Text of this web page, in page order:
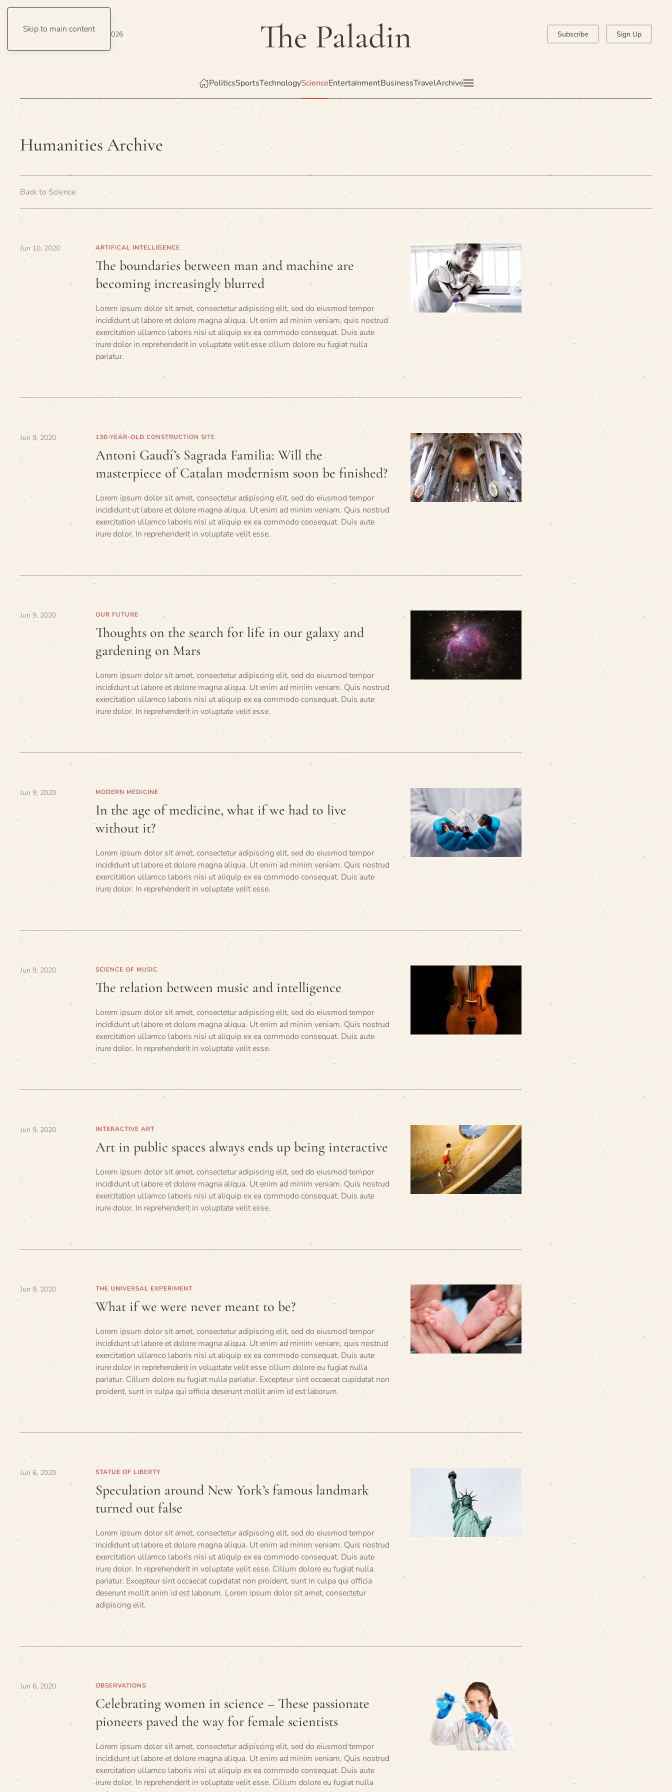
Skip to main content
Saturday, 8 August 2026 Subscribe Sign Up
PoliticsSportsTechnologyScienceEntertainmentBusinessTravelArchive
Humanities Archive
Back to Science
Jun 10, 2020 ARTIFICAL INTELLIGENCE
The boundaries between man and machine are
becoming increasingly blurred
Lorem ipsum dolor sit amet, consectetur adipiscing elit, sed do eiusmod tempor
incididunt ut labore et dolore magna aliqua. Ut enim ad minim veniam, quis nostrud
exercitation ullamco laboris nisi ut aliquip ex ea commodo consequat. Duis aute
irure dolor in reprehenderit in voluptate velit esse cillum dolore eu fugiat nulla
pariatur.
Jun 9, 2020 130-YEAR-OLD CONSTRUCTION SITE
Antoni Gaudí’s Sagrada Familia: Will the
masterpiece of Catalan modernism soon be finished?
Lorem ipsum dolor sit amet, consectetur adipiscing elit, sed do eiusmod tempor
incididunt ut labore et dolore magna aliqua. Ut enim ad minim veniam. Quis nostrud
exercitation ullamco laboris nisi ut aliquip ex ea commodo consequat. Duis aute
irure dolor. In reprehenderit in voluptate velit esse.
Jun 9, 2020 OUR FUTURE
Thoughts on the search for life in our galaxy and
gardening on Mars
Lorem ipsum dolor sit amet, consectetur adipiscing elit, sed do eiusmod tempor
incididunt ut labore et dolore magna aliqua. Ut enim ad minim veniam. Quis nostrud
exercitation ullamco laboris nisi ut aliquip ex ea commodo consequat. Duis aute
irure dolor. In reprehenderit in voluptate velit esse.
Jun 9, 2020 MODERN MEDICINE
In the age of medicine, what if we had to live
without it?
Lorem ipsum dolor sit amet, consectetur adipiscing elit, sed do eiusmod tempor
incididunt ut labore et dolore magna aliqua. Ut enim ad minim veniam. Quis nostrud
exercitation ullamco laboris nisi ut aliquip ex ea commodo consequat. Duis aute
irure dolor. In reprehenderit in voluptate velit esse.
Jun 9, 2020 SCIENCE OF MUSIC
The relation between music and intelligence
Lorem ipsum dolor sit amet, consectetur adipiscing elit, sed do eiusmod tempor
incididunt ut labore et dolore magna aliqua. Ut enim ad minim veniam. Quis nostrud
exercitation ullamco laboris nisi ut aliquip ex ea commodo consequat. Duis aute
irure dolor. In reprehenderit in voluptate velit esse.
Jun 9, 2020 INTERACTIVE ART
Art in public spaces always ends up being interactive
Lorem ipsum dolor sit amet, consectetur adipiscing elit, sed do eiusmod tempor
incididunt ut labore et dolore magna aliqua. Ut enim ad minim veniam. Quis nostrud
exercitation ullamco laboris nisi ut aliquip ex ea commodo consequat. Duis aute
irure dolor. In reprehenderit in voluptate velit esse.
Jun 9, 2020 THE UNIVERSAL EXPERIMENT
What if we were never meant to be?
Lorem ipsum dolor sit amet, consectetur adipiscing elit, sed do eiusmod tempor
incididunt ut labore et dolore magna aliqua. Ut enim ad minim veniam, quis nostrud
exercitation ullamco laboris nisi ut aliquip ex ea commodo consequat. Duis aute
irure dolor in reprehenderit in voluptate velit esse cillum dolore eu fugiat nulla
pariatur. Cillum dolore eu fugiat nulla pariatur. Excepteur sint occaecat cupidatat non
proident, sunt in culpa qui officia deserunt mollit anim id est laborum.
Jun 6, 2020 STATUE OF LIBERTY
Speculation around New York’s famous landmark
turned out false
Lorem ipsum dolor sit amet, consectetur adipiscing elit, sed do eiusmod tempor
incididunt ut labore et dolore magna aliqua. Ut enim ad minim veniam. Quis nostrud
exercitation ullamco laboris nisi ut aliquip ex ea commodo consequat. Duis aute
irure dolor. In reprehenderit in voluptate velit esse. Cillum dolore eu fugiat nulla
pariatur. Excepteur sint occaecat cupidatat non proident, sunt in culpa qui officia
deserunt mollit anim id est laborum. Lorem ipsum dolor sit amet, consectetur
adipiscing elit.
Jun 6, 2020 OBSERVATIONS
Celebrating women in science – These passionate
pioneers paved the way for female scientists
Lorem ipsum dolor sit amet, consectetur adipiscing elit, sed do eiusmod tempor
incididunt ut labore et dolore magna aliqua. Ut enim ad minim veniam. Quis nostrud
exercitation ullamco laboris nisi ut aliquip ex ea commodo consequat. Duis aute
irure dolor. In reprehenderit in voluptate velit esse. Cillum dolore eu fugiat nulla